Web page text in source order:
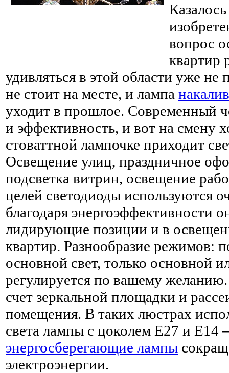
вопрос
квартир
удивляться в этой области уже не
не стоит на месте, и лампа
уходит в прошлое. Современный
и эффективность, и вот на смену
стоваттной лампочке приходит
Освещение улиц, праздничное
подсветка витрин, освещение
целей светодиоды используются
благодаря энергоэффективности
лидирующие позиции и в
квартир. Разнообразие режимов:
основной свет, только основной
регулируется по вашему желанию.
счет зеркальной площадки и
помещения. В таких люстрах
света лампы с цоколем Е27 и Е14
энергосберегающие лампы
электроэнергии.